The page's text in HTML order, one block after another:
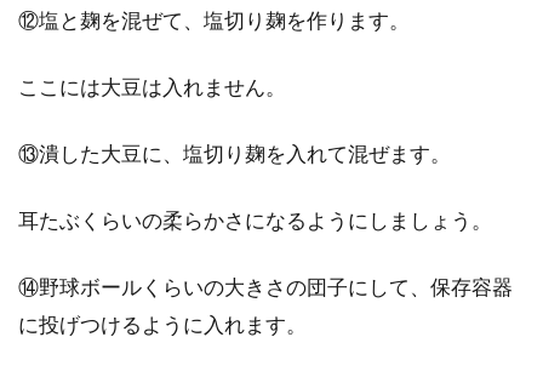
⑫塩と麹を混ぜて、塩切り麹を作ります。
ここには大豆は入れません。
⑬潰した大豆に、塩切り麹を入れて混ぜます。
耳たぶくらいの柔らかさになるようにしましょう。
⑭野球ボールくらいの大きさの団子にして、保存容器
に投げつけるように入れます。